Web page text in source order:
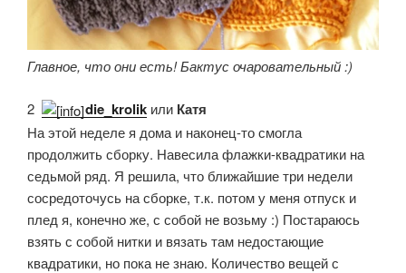
Главное, что они есть! Бактус очаровательный :)
2. die_krolik или Катя
На этой неделе я дома и наконец-то смогла
продолжить сборку. Навесила флажки-квадратики на
седьмой ряд. Я решила, что ближайшие три недели
сосредоточусь на сборке, т.к. потом у меня отпуск и
плед я, конечно же, с собой не возьму :) Постараюсь
взять с собой нитки и вязать там недостающие
квадратики, но пока не знаю. Количество вещей с